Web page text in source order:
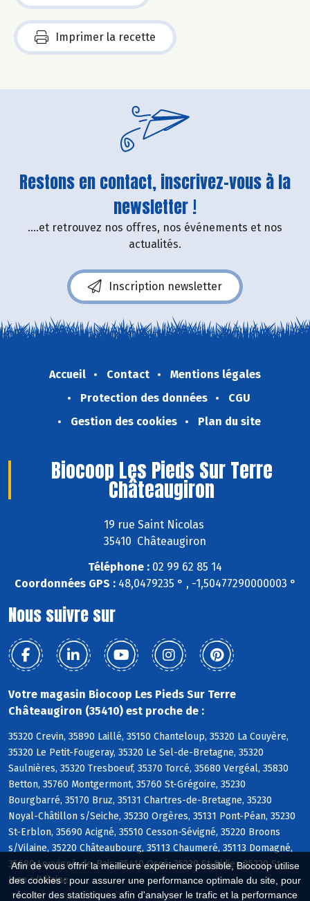
Afin de vous offrir la meilleure expérience possible, Biocoop utilise
des cookies : pour assurer une performance optimale du site, pour
récolter des statistiques afin d'analyser le trafic et la performance
Imprimer la recette
Restons en contact, inscrivez-vous à la
newsletter !
....et retrouvez nos offres, nos événements et nos
actualités.
Inscription newsletter
Accueil Contact
Mentions légales
Protection des données
CGU
Gestion des cookies
Plan du site
Biocoop Les Pieds Sur Terre
Châteaugiron
19 rue Saint Nicolas
35410 Châteaugiron
Téléphone : 02 99 62 85 14
Coordonnées GPS :48,0479235 ° , -1,50477290000003 °
Nous suivre sur
Votre magasin Biocoop Les Pieds Sur Terre
Châteaugiron (35410) est proche de :
35320 Crevin, 35890 Laillé, 35150 Chanteloup, 35320 La Couyère,
35320 Le Petit-Fougeray, 35320 Le Sel-de-Bretagne, 35320
Saulnières, 35320 Tresboeuf, 35370 Torcé, 35680 Vergéal, 35830
Betton, 35760 Montgermont, 35760 St-Grégoire, 35230
Bourgbarré, 35170 Bruz, 35131 Chartres-de-Bretagne, 35230
Noyal-Châtillon s/Seiche, 35230 Orgères, 35131 Pont-Péan, 35230
St-Erblon, 35690 Acigné, 35510 Cesson-Sévigné, 35220 Broons
s/Vilaine, 35220 Châteaubourg, 35113 Chaumeré, 35113 Domagné,
35680 Louvigné-de-Bais, 35410 Ossé, 35220 St-Didier, 35220 St-
Jean s/Vilaine